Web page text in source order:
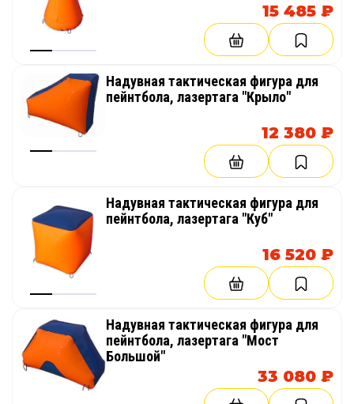
15 485 ₽
Надувная тактическая фигура для
пейнтбола, лазертага "Крыло"
12 380 ₽
Надувная тактическая фигура для
пейнтбола, лазертага "Куб"
16 520 ₽
Надувная тактическая фигура для
пейнтбола, лазертага "Мост
Большой"
33 080 ₽